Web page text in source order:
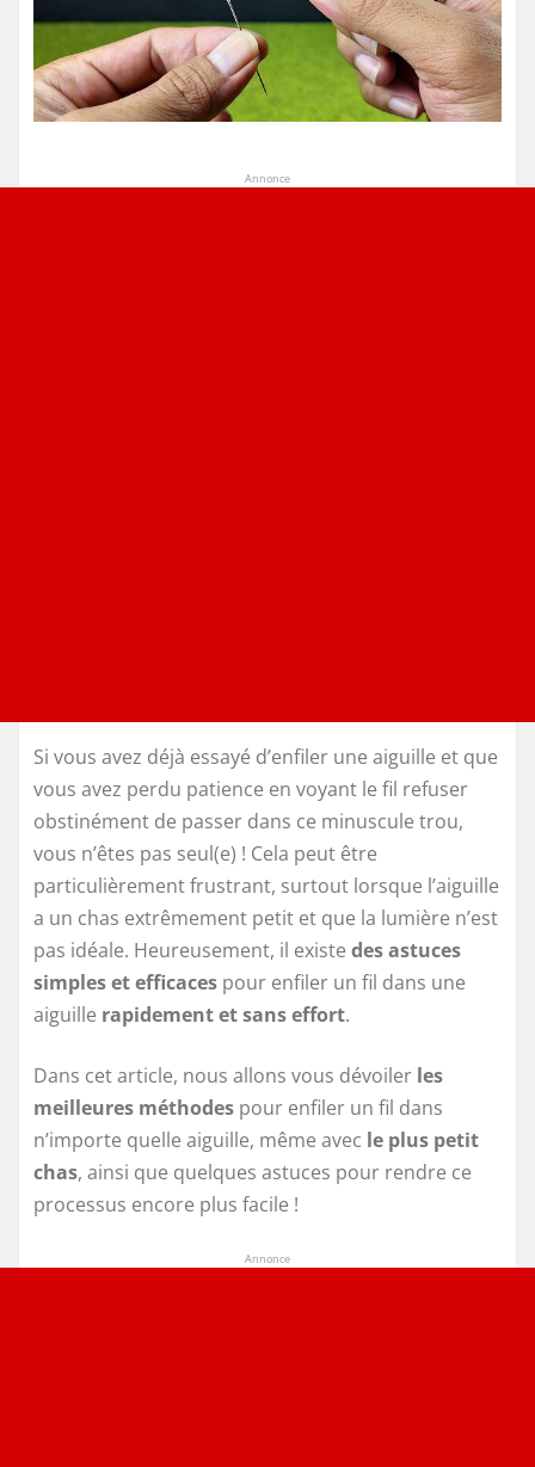
Annonce
Si vous avez déjà essayé d’enfiler une aiguille et que
vous avez perdu patience en voyant le fil refuser
obstinément de passer dans ce minuscule trou,
vous n’êtes pas seul(e) ! Cela peut être
particulièrement frustrant, surtout lorsque l’aiguille
a un chas extrêmement petit et que la lumière n’est
pas idéale. Heureusement, il existe des astuces
simples et efficaces pour enfiler un fil dans une
aiguille rapidement et sans effort.
Dans cet article, nous allons vous dévoiler les
meilleures méthodes pour enfiler un fil dans
n’importe quelle aiguille, même avec le plus petit
chas, ainsi que quelques astuces pour rendre ce
processus encore plus facile !
Annonce